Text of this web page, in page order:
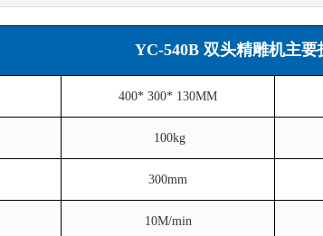
YC-540B 双头精雕机主要
400* 300* 130MM
100kg
300mm
10M/min